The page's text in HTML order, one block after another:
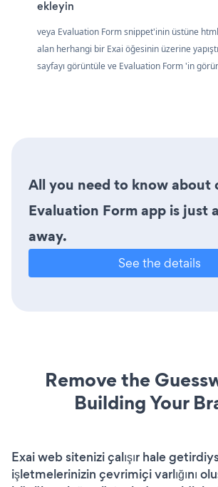
ekleyin
veya Evaluation Form snippet'inin üstüne
alan herhangi bir Exai öğesinin üzerine
sayfayı görüntüle ve Evaluation Form 'in
All you need to know about
Evaluation Form app is just
away.
See the details
Remove the
Building Your
Exai web sitenizi çalışır hale
işletmelerinizin çevrimiçi varlığını